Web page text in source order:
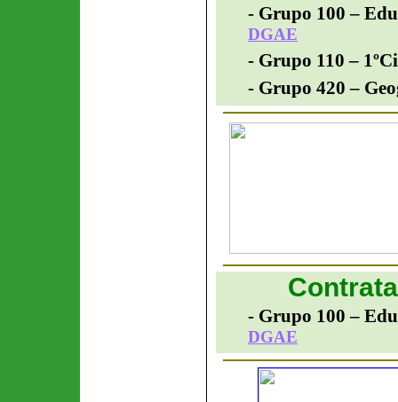
- Grupo 100 –
DGAE
- Grupo 110 –
- Grupo 420 –
- Grupo 100 –
DGAE